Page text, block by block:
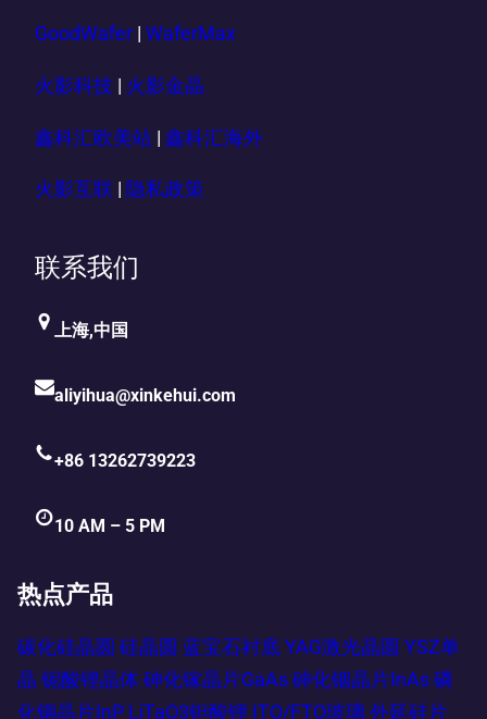
GoodWafer WaferMax
火影科技 火影金晶
鑫科汇欧美站 | 鑫科汇海外
火影互联 隐私政策
联系我们
上海,中国
aliyihua@xinkehui.com
+86 13262739223
10 AM – 5 PM
热点产品
碳化硅晶圆 硅晶圆 蓝宝石衬底 YAG激光晶圆 YSZ单
晶 铌酸锂晶体 砷化镓晶片GaAs 砷化铟晶片InAs 磷
化铟晶片InP LiTaO3钽酸锂 ITO/FTO玻璃 外延硅片